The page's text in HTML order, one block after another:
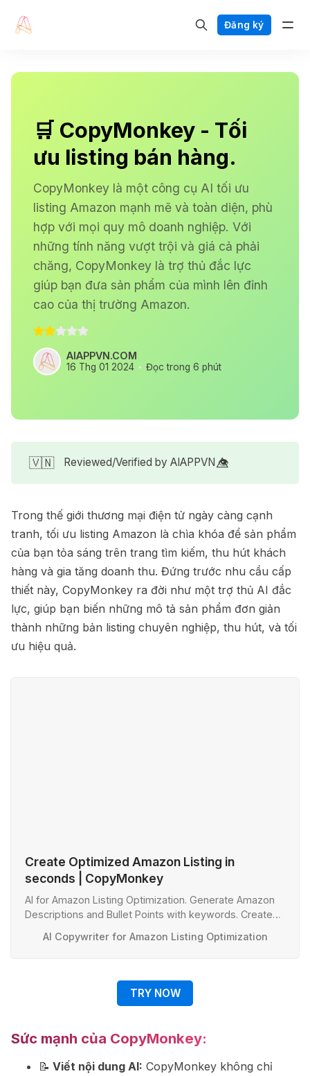
Đăng ký
🛒 CopyMonkey - Tối
ưu listing bán hàng.
CopyMonkey là một công cụ AI tối ưu
listing Amazon mạnh mẽ và toàn diện, phù
hợp với mọi quy mô doanh nghiệp. Với
những tính năng vượt trội và giá cả phải
chăng, CopyMonkey là trợ thủ đắc lực
giúp bạn đưa sản phẩm của mình lên đỉnh
cao của thị trường Amazon.
AIAPPVN.COM
16 Thg 01 2024 Đọc trong 6 phút
🇻🇳 Reviewed/Verified by AIAPPVN 👁️⃤
Trong thế giới thương mại điện tử ngày càng cạnh
tranh, tối ưu listing Amazon là chìa khóa để sản phẩm
của bạn tỏa sáng trên trang tìm kiếm, thu hút khách
hàng và gia tăng doanh thu. Đứng trước nhu cầu cấp
thiết này, CopyMonkey ra đời như một trợ thủ AI đắc
lực, giúp bạn biến những mô tả sản phẩm đơn giản
thành những bản listing chuyên nghiệp, thu hút, và tối
ưu hiệu quả.
Create Optimized Amazon Listing in
seconds | CopyMonkey
AI for Amazon Listing Optimization. Generate Amazon
Descriptions and Bullet Points with keywords. Create
AI Copywriter for Amazon Listing Optimization
TRY NOW
Sức mạnh của CopyMonkey:
📝 Viết nội dung AI: CopyMonkey không chỉ